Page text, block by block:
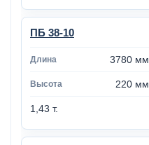
ПБ 38-10
3780 мм.
220 мм.
1,43 т.